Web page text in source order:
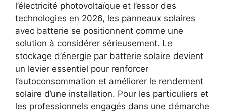
l’électricité photovoltaïque et l’essor des
technologies en 2026, les panneaux solaires
avec batterie se positionnent comme une
solution à considérer sérieusement. Le
stockage d’énergie par batterie solaire devient
un levier essentiel pour renforcer
l’autoconsommation et améliorer le rendement
solaire d’une installation. Pour les particuliers et
les professionnels engagés dans une démarche